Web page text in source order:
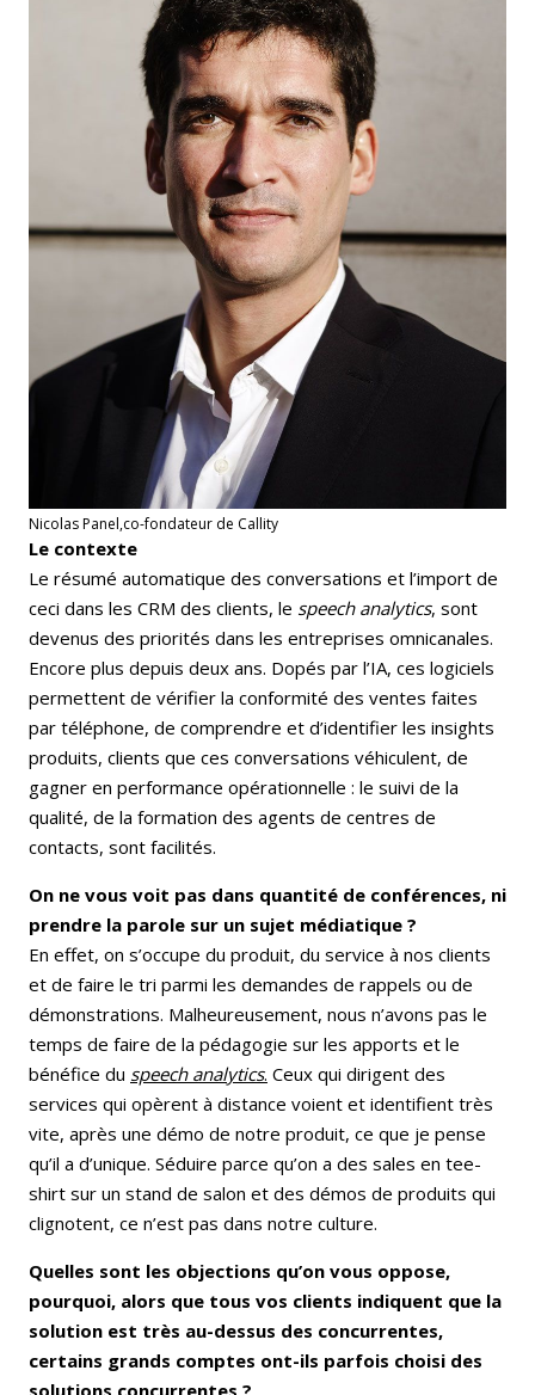
Nicolas Panel,co-fondateur de Callity
Le contexte
Le résumé automatique des conversations et l’import de
ceci dans les CRM des clients, le speech analytics, sont
devenus des priorités dans les entreprises omnicanales.
Encore plus depuis deux ans. Dopés par l’IA, ces logiciels
permettent de vérifier la conformité des ventes faites
par téléphone, de comprendre et d’identifier les insights
produits, clients que ces conversations véhiculent, de
gagner en performance opérationnelle : le suivi de la
qualité, de la formation des agents de centres de
contacts, sont facilités.
On ne vous voit pas dans quantité de conférences, ni
prendre la parole sur un sujet médiatique ?
En effet, on s’occupe du produit, du service à nos clients
et de faire le tri parmi les demandes de rappels ou de
démonstrations. Malheureusement, nous n’avons pas le
temps de faire de la pédagogie sur les apports et le
bénéfice du speech analytics. Ceux qui dirigent des
services qui opèrent à distance voient et identifient très
vite, après une démo de notre produit, ce que je pense
qu’il a d’unique. Séduire parce qu’on a des sales en tee-
shirt sur un stand de salon et des démos de produits qui
clignotent, ce n’est pas dans notre culture.
Quelles sont les objections qu’on vous oppose,
pourquoi, alors que tous vos clients indiquent que la
solution est très au-dessus des concurrentes,
certains grands comptes ont-ils parfois choisi des
solutions concurrentes ?